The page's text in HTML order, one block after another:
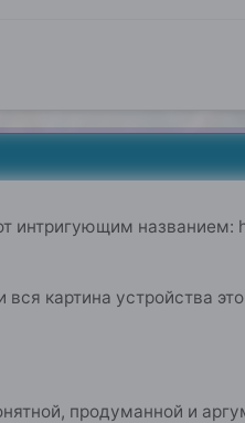
интригующим
картина устройства
продуманной и